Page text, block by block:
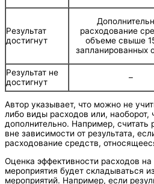
Результат
достигнут
расходование
объеме свыше
запланированных
Результат не
достигнут
–
Автор указывает, что можно не
либо виды расходов или, наоборот,
дополнительно. Например,
вне зависимости от результата,
расходование средств,
Оценка эффективности расходов
мероприятия будет складываться
мероприятий. Например, если